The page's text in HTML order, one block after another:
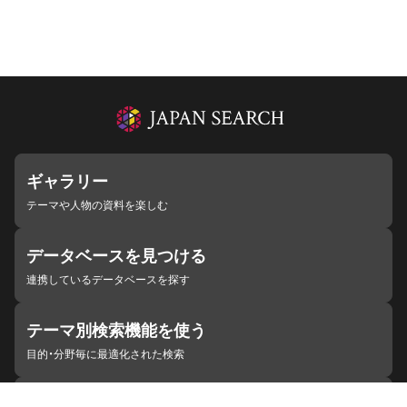
ギャラリー
テーマや人物の資料を楽しむ
データベースを見つける
連携しているデータベースを探す
テーマ別検索機能を使う
目的・分野毎に最適化された検索